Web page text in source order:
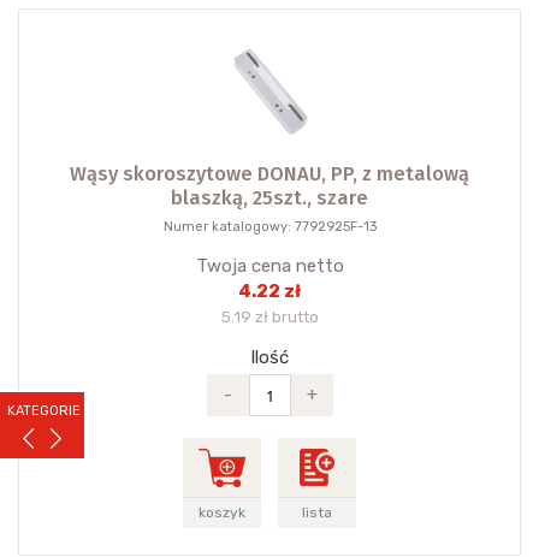
KATEGORIE
Wąsy skoroszytowe DONAU, PP, z metalową
blaszką, 25szt., szare
Numer katalogowy: 7792925F-13
Twoja cena netto
4.22 zł
5.19 zł brutto
Ilość
-
+
koszyk lista